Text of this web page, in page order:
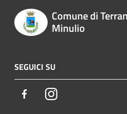
Comune di
Minulio
SEGUICI SU
FacebookInstagram